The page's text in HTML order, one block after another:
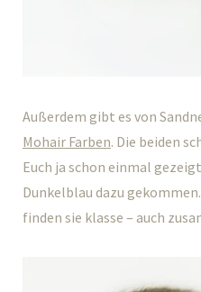
Außerdem gibt es von
Mohair Farben. Die beiden
Euch ja schon einmal
Dunkelblau dazu
finden sie klasse – auch